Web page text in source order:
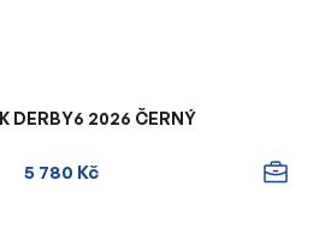
DERBY6 2026 ČERNÝ
5 780 Kč